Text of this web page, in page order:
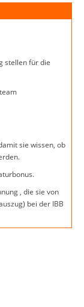
stellen für die
sie wissen, ob
, die sie von
bei der IBB